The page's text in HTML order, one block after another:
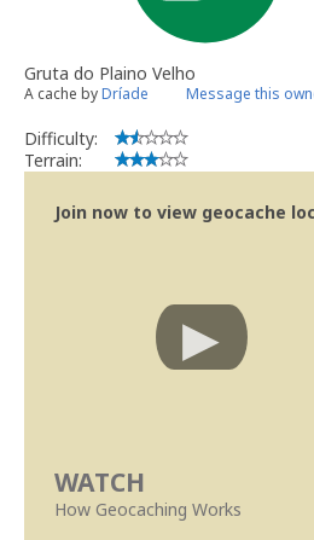
Gruta do Plaino Velho
A cache byDríade Message this
Difficulty:
Terrain:
Join now to view geocache
WATCH
How Geocaching Works